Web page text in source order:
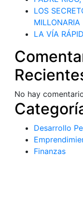
LOS
MILLONARIA
LA VÍA
No hay
Desarrollo
Finanzas